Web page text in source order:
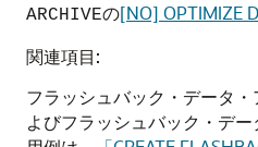
ARCHIVEの[NO] OPTIMIZE
関連項目:
フラッシュバック・データ
よびフラッシュバック・デ